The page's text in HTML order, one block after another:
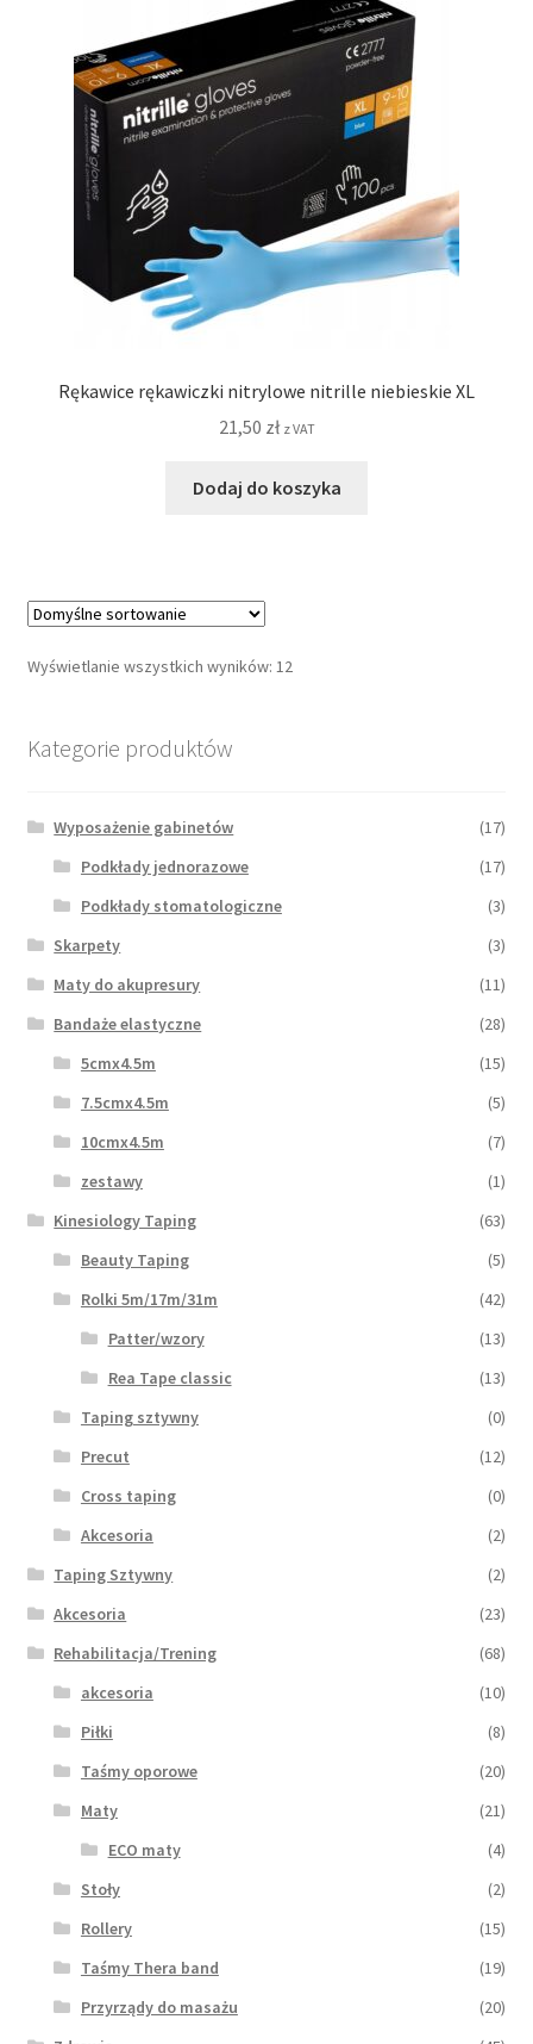
Rękawice rękawiczki nitrylowe nitrille niebieskie XL
21,50 zł z VAT
Dodaj do koszyka
Wyświetlanie wszystkich wyników: 12
Kategorie produktów
Wyposażenie gabinetów
(17)
Podkłady jednorazowe
(17)
Podkłady stomatologiczne
(3)
Skarpety
(3)
Maty do akupresury
(11)
Bandaże elastyczne
(28)
5cmx4.5m
(15)
7.5cmx4.5m
(5)
10cmx4.5m
(7)
zestawy
(1)
Kinesiology Taping
(63)
Beauty Taping
(5)
Rolki 5m/17m/31m
(42)
Patter/wzory
(13)
Rea Tape classic
(13)
Taping sztywny
(0)
Precut
(12)
Cross taping
(0)
Akcesoria
(2)
Taping Sztywny
(2)
Akcesoria
(23)
Rehabilitacja/Trening
(68)
akcesoria
(10)
Piłki
(8)
Taśmy oporowe
(20)
Maty
(21)
ECO maty
(4)
Stoły
(2)
Rollery
(15)
Taśmy Thera band
(19)
Przyrządy do masażu
(20)